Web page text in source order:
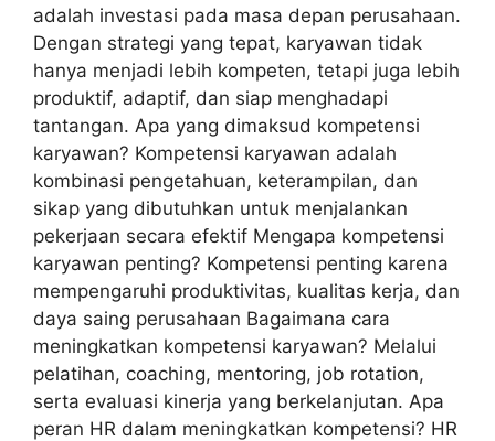
adalah investasi pada masa depan perusahaan.
Dengan strategi yang tepat, karyawan tidak
hanya menjadi lebih kompeten, tetapi juga lebih
produktif, adaptif, dan siap menghadapi
tantangan. Apa yang dimaksud kompetensi
karyawan? Kompetensi karyawan adalah
kombinasi pengetahuan, keterampilan, dan
sikap yang dibutuhkan untuk menjalankan
pekerjaan secara efektif Mengapa kompetensi
karyawan penting? Kompetensi penting karena
mempengaruhi produktivitas, kualitas kerja, dan
daya saing perusahaan Bagaimana cara
meningkatkan kompetensi karyawan? Melalui
pelatihan, coaching, mentoring, job rotation,
serta evaluasi kinerja yang berkelanjutan. Apa
peran HR dalam meningkatkan kompetensi? HR